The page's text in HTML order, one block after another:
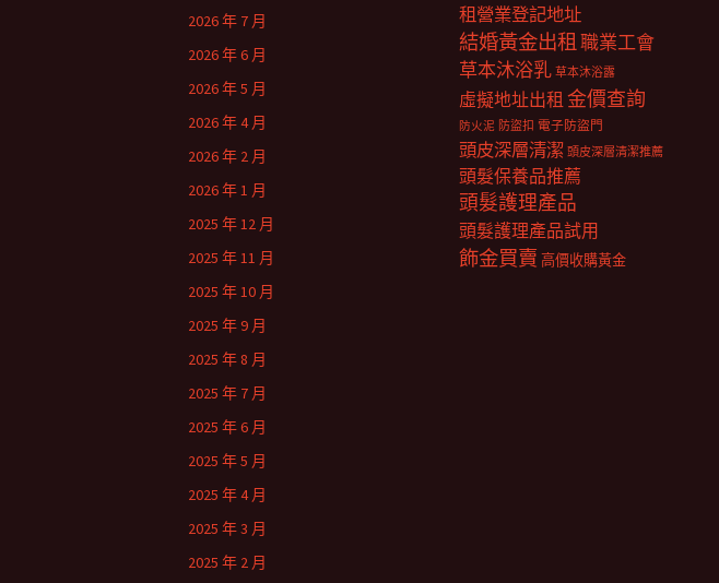
租營業登記地址
結婚黃金出租職業工會
草本沐浴乳 草本沐浴露
虛擬地址出租 金價查詢
防火泥 防盜扣 電子防盜門
頭皮深層清潔 頭皮深層清潔推薦
頭髮保養品推薦
頭髮護理產品
頭髮護理產品試用
飾金買賣 高價收購黃金
2026 年 7 月
2026 年 6 月
2026 年 5 月
2026 年 4 月
2026 年 2 月
2026 年 1 月
2025 年 12 月
2025 年 11 月
2025 年 10 月
2025 年 9 月
2025 年 8 月
2025 年 7 月
2025 年 6 月
2025 年 5 月
2025 年 4 月
2025 年 3 月
2025 年 2 月